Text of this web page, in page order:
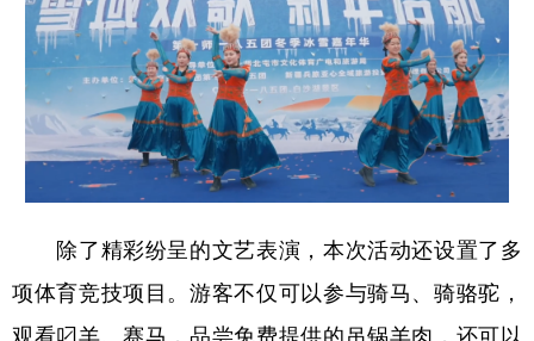
多语种频道
English Español Français عربى
Русский язык 日本語
除了精彩纷呈的文艺表演，本次活动还设置了多
项体育竞技项目。游客不仅可以参与骑马、骑骆驼，
观看叼羊、赛马，品尝免费提供的吊锅羊肉，还可以